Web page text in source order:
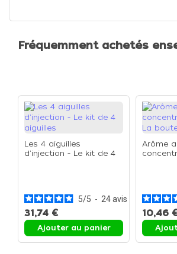
Fréquemment achetés
Les 4 aiguilles
d'injection - Le kit de 4
5/5 - 24avis
31,74 €
Ajouter au panier
Arôme
10,46